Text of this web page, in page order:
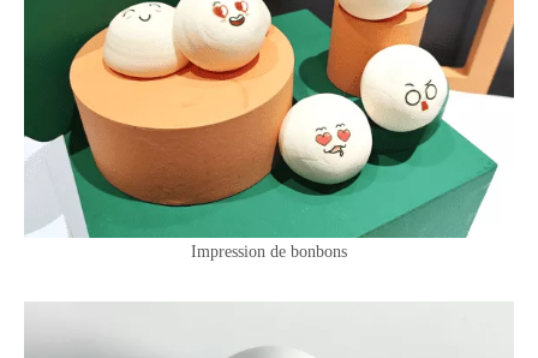
Impression de bonbons